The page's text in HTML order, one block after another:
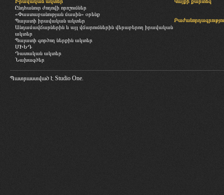
Ընդհանուր ժողովի որոշումներ
«Փաստաբանության մասին» օրենք
Պալատի իրավական ակտեր
Անդամավճարներին և այլ վճարումներին վերաբերող իրավական
ակտեր
Պալատի գործող ներքին ակտեր
ՄԻԵԴ
Դատական ակտեր
Նախագծեր
Պատրաստված է Studio One.